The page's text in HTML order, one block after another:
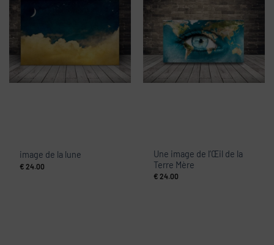
image de la lune
€ 24.00
Une image de l’Œil de la
Terre Mère
€ 24.00